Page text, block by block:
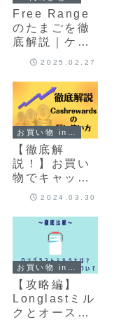
Free Range
のたまごを徹
底解説｜ケー
ジフリーとの
がいい？｜
WAで買える
たまご
2025.02.27
【徹底解
説！】お買い
物でキャッシ
ュバックがも
Cashreward
sの使い方
2024.03.30
お買い物 in australia
【攻略編】
Longlastミル
クとオースト